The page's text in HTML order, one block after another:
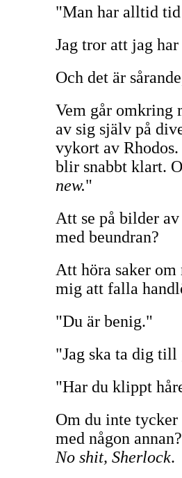
"Man har alltid
Jag tror att jag
Och det är
Vem går omkring
av sig själv på
vykort av
blir snabbt klart.
new."
Att se på bilder
med beundran?
Att höra saker
mig att falla
"Du är benig."
"Jag ska ta dig
"Har du klippt
Om du inte
med någon
No shit, Sherlock.